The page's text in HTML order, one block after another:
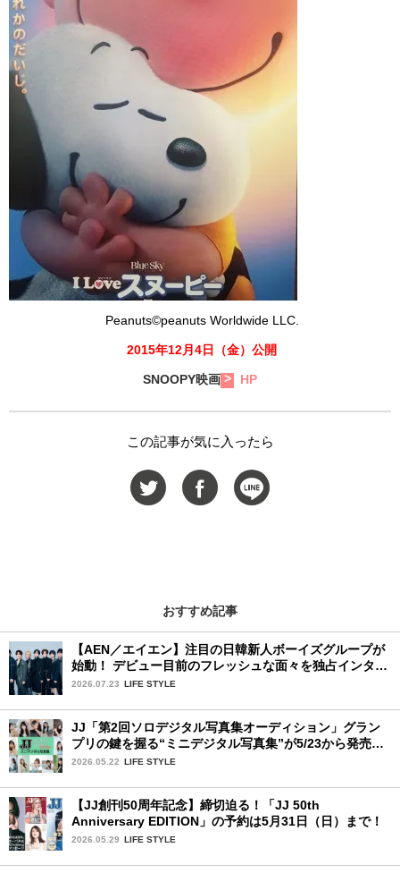
Peanuts©peanuts Worldwide LLC.
2015年12月4日（金）公開
SNOOPY映画 HP
この記事が気に入ったら
おすすめ記事
【AEN／エイエン】注目の日韓新人ボーイズグループが
始動！ デビュー目前のフレッシュな面々を独占インタビ
ュー。7人の魅力に迫ります♪
2026.07.23 LIFE STYLE
JJ「第2回ソロデジタル写真集オーディション」グラン
プリの鍵を握る“ミニデジタル写真集”が5/23から発売！
ファイナリストの個性あふれる18冊
2026.05.22 LIFE STYLE
【JJ創刊50周年記念】締切迫る！「JJ 50th
Anniversary EDITION」の予約は5月31日（日）まで！
2026.05.29 LIFE STYLE